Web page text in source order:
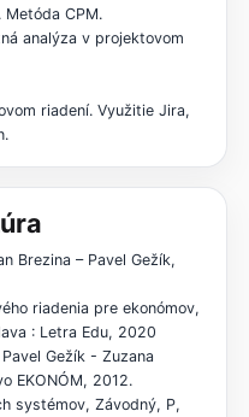
CPM.
analýza v projektovom
riadení. Využitie Jira,
Brezina – Pavel Gežík,
riadenia pre ekonómov,
: Letra Edu, 2020
Gežík - Zuzana
EKONÓM, 2012.
systémov, Závodný, P,